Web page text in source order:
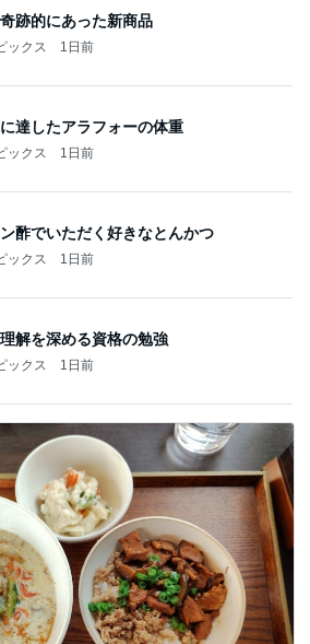
跡的にあった新商品
ックス 1日前
達したアラフォーの体重
ックス 1日前
酢でいただく好きなとんかつ
ックス 1日前
解を深める資格の勉強
ックス 1日前